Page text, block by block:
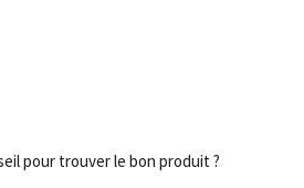
pour trouver le bon produit ?